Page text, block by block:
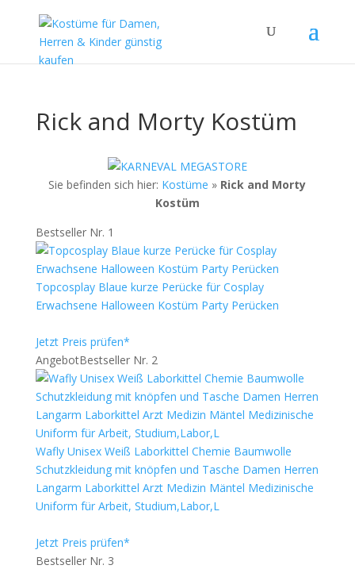
Rick and Morty Kostüm
Sie befinden sich hier: Kostüme » Rick and Morty
Kostüm
Bestseller Nr. 1
Topcosplay Blaue kurze Perücke für Cosplay
Erwachsene Halloween Kostüm Party Perücken
Jetzt Preis prüfen*
AngebotBestseller Nr. 2
Wafly Unisex Weiß Laborkittel Chemie Baumwolle
Schutzkleidung mit knöpfen und Tasche Damen Herren
Langarm Laborkittel Arzt Medizin Mäntel Medizinische
Uniform für Arbeit, Studium,Labor,L
Jetzt Preis prüfen*
Bestseller Nr. 3